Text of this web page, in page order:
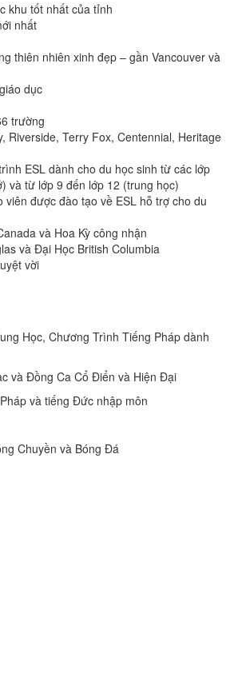
khu tốt nhất của tỉnh
nhất
thiên nhiên xinh đẹp – gần Vancouver và
dục
trường
Riverside, Terry Fox, Centennial, Heritage
ESL dành cho du học sinh từ các lớp
và từ lớp 9 đến lớp 12 (trung học)
được đào tạo về ESL hỗ trợ cho du
và Hoa Kỳ công nhận
và Đại Học British Columbia
vời
Học, Chương Trình Tiếng Pháp dành
và Đồng Ca Cổ Điển và Hiện Đại
và tiếng Đức nhập môn
Chuyền và Bóng Đá